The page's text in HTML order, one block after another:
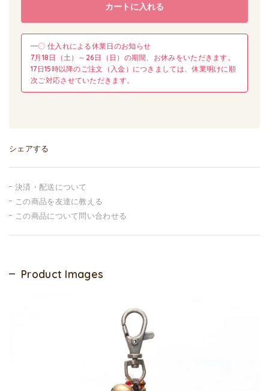
カートに入れる
━〇 仕入れによる休業日のお知らせ
7月18日（土）～26日（日）の期間、お休みをいただきます。
17日15時以降のご注文（入金）につきましては、休業明けに順
次ご対応させていただきます。
シェアする
決済・配送について
この商品を友達に教える
この商品について問い合わせる
Product Images